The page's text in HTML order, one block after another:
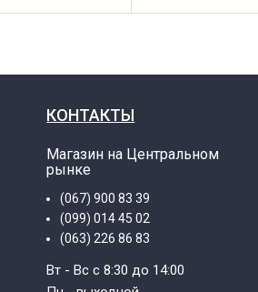
КОНТАКТЫ
Магазин на Центральном
рынке
(067) 900 83 39
(099) 014 45 02
(063) 226 86 83
Вт - Вс с 8:30 до 14:00